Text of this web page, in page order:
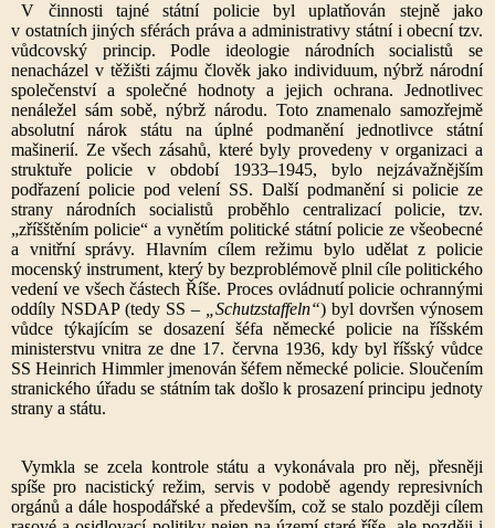
V činnosti tajné státní policie byl uplatňován stejně jako
v ostatních jiných sférách práva a administrativy státní i obecní tzv.
vůdcovský princip. Podle ideologie národních socialistů se
nenacházel v těžišti zájmu člověk jako individuum, nýbrž národní
společenství a společné hodnoty a jejich ochrana. Jednotlivec
nenáležel sám sobě, nýbrž národu. Toto znamenalo samozřejmě
absolutní nárok státu na úplné podmanění jednotlivce státní
mašinerií. Ze všech zásahů, které byly provedeny v organizaci a
struktuře policie v období 1933–1945, bylo nejzávažnějším
podřazení policie pod velení SS. Další podmanění si policie ze
strany národních socialistů proběhlo centralizací policie, tzv.
„zříšštěním policie“ a vynětím politické státní policie ze všeobecné
a vnitřní správy. Hlavním cílem režimu bylo udělat z policie
mocenský instrument, který by bezproblémově plnil cíle politického
vedení ve všech částech Říše. Proces ovládnutí policie ochrannými
oddíly NSDAP (tedy SS –
„Schutzstaffeln“) byl dovršen výnosem
vůdce týkajícím se dosazení šéfa německé policie na říšském
ministerstvu vnitra ze dne 17. června 1936, kdy byl říšský vůdce
SS Heinrich Himmler jmenován šéfem německé policie. Sloučením
stranického úřadu se státním tak došlo k prosazení principu jednoty
strany a státu.
Vymkla se zcela kontrole státu a vykonávala pro něj, přesněji
spíše pro nacistický režim, servis v podobě agendy represivních
orgánů a dále hospodářské a především, což se stalo později cílem